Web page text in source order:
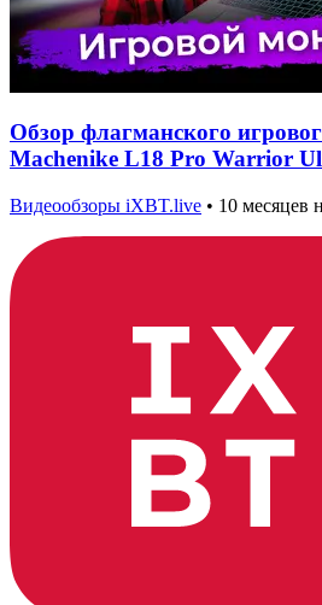
Обзор флагманского
Machenike L18 Pro Warrior
Видеообзоры iXBT.live • 10 месяцев